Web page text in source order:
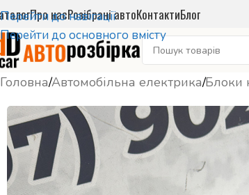
Перейти до навігації
Перейти до основного вмісту
Про насРозібрані автоКонтактиБлог
Головна/Автомобільна електрика/Блоки